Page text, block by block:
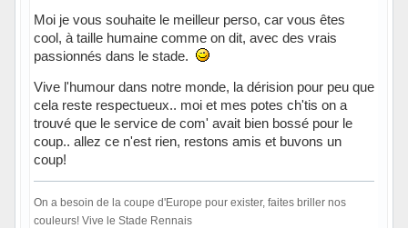
Moi je vous souhaite le meilleur perso, car vous êtes
cool, à taille humaine comme on dit, avec des vrais
passionnés dans le stade.
Vive l'humour dans notre monde, la dérision pour peu que
cela reste respectueux.. moi et mes potes ch'tis on a
trouvé que le service de com' avait bien bossé pour le
coup.. allez ce n'est rien, restons amis et buvons un
coup!
On a besoin de la coupe d'Europe pour exister, faites briller nos
couleurs! Vive le Stade Rennais